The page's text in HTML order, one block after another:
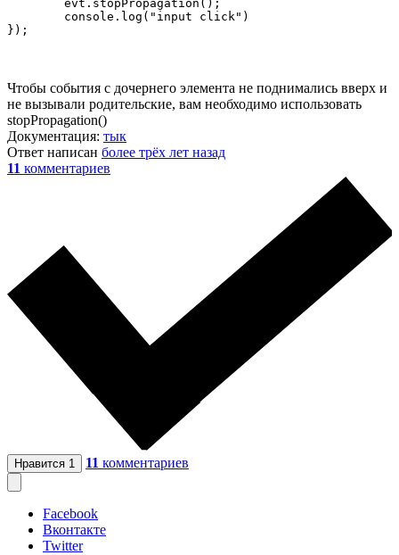
});
Чтобы события с дочернего элемента не поднимались вверх и
не вызывали родительские, вам необходимо использовать
stopPropagation()
Документация: тык
Ответ написан более трёх лет назад
11 комментариев
Нравится 1 11 комментариев
Facebook
Вконтакте
Twitter